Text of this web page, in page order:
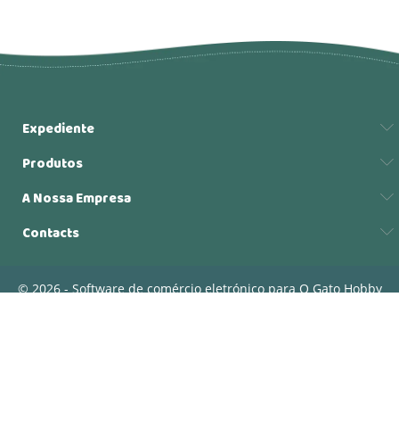
Expediente
Produtos
A Nossa Empresa
Contacts
© 2026 - Software de comércio eletrónico para O Gato Hobby